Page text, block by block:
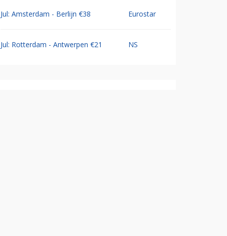
Jul: Amsterdam - Berlijn €38 Eurostar
Jul: Rotterdam - Antwerpen €21 NS